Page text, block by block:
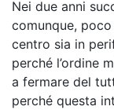
Nei due anni
comunque,
centro sia in
perché l’ordine
a fermare del
perché questa